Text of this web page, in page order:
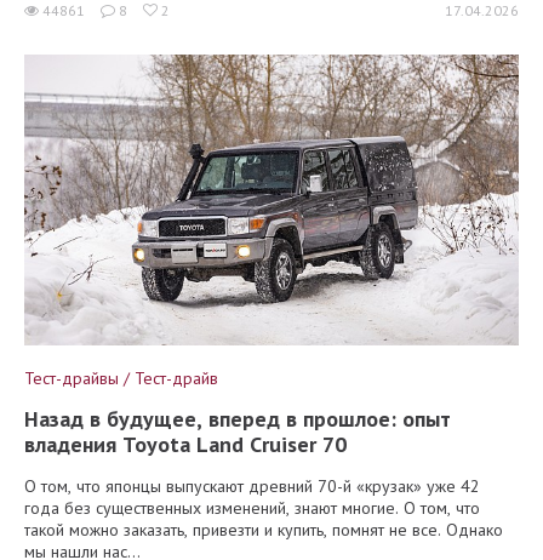
44861 8 2 17.04.2026
Тест-драйвы / Тест-драйв
Назад в будущее, вперед в прошлое: опыт
владения Toyota Land Cruiser 70
О том, что японцы выпускают древний 70-й «крузак» уже 42
года без существенных изменений, знают многие. О том, что
такой можно заказать, привезти и купить, помнят не все. Однако
мы нашли нас...